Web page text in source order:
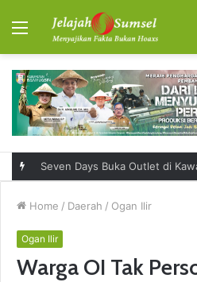
Menu
Home / Daerah / Ogan Ilir
Ogan Ilir
Warga OI Tak